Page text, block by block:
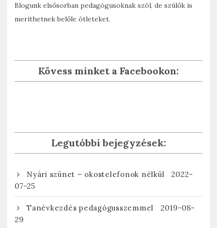
Blogunk elsősorban pedagógusoknak szól, de szülők is
meríthetnek belőle ötleteket.
Kövess minket a Facebookon:
Legutóbbi bejegyzések:
Nyári szünet – okostelefonok nélkül
2022-
07-25
Tanévkezdés pedagógusszemmel
2019-08-
29